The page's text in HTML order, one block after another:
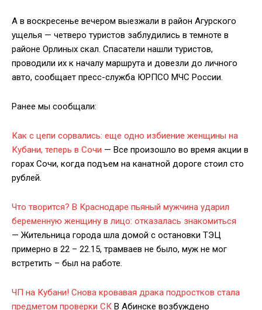
А в воскресенье вечером выезжали в район Агурского
ущелья — четверо туристов заблудились в темноте в
районе Орлиных скал. Спасатели нашли туристов,
проводили их к началу маршрута и довезли до личного
авто, сообщает пресс-служба ЮРПСО МЧС России.
Ранее мы сообщали:
Как с цепи сорвались: еще одно избиение женщины на
Кубани, теперь в Сочи — Все произошло во время акции в
горах Сочи, когда подъем на канатной дороге стоил сто
рублей.
Что творится? В Краснодаре пьяный мужчина ударил
беременную женщину в лицо: отказалась знакомиться
— Жительница города шла домой с остановки ТЭЦ
примерно в 22 – 22.15, трамваев не было, муж не мог
встретить – был на работе.
ЧП на Кубани! Снова кровавая драка подростков стала
предметом проверки СК В Абинске возбуждено